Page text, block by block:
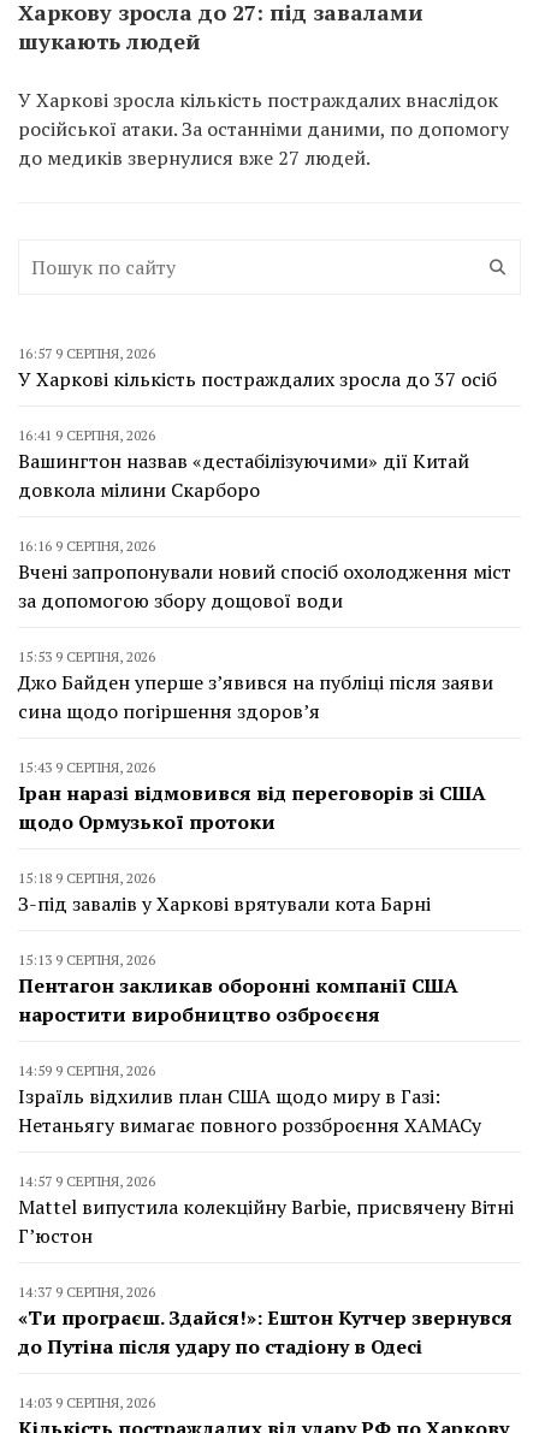
Харкову зросла до 27: під завалами
шукають людей
У Харкові зросла кількість постраждалих внаслідок
російської атаки. За останніми даними, по допомогу
до медиків звернулися вже 27 людей.
16:57 9 СЕРПНЯ, 2026
У Харкові кількість постраждалих зросла до 37 осіб
16:41 9 СЕРПНЯ, 2026
Вашингтон назвав «дестабілізуючими» дії Китай
довкола мілини Скарборо
16:16 9 СЕРПНЯ, 2026
Вчені запропонували новий спосіб охолодження міст
за допомогою збору дощової води
15:53 9 СЕРПНЯ, 2026
Джо Байден уперше з’явився на публіці після заяви
сина щодо погіршення здоров’я
15:43 9 СЕРПНЯ, 2026
Іран наразі відмовився від переговорів зі США
щодо Ормузької протоки
15:18 9 СЕРПНЯ, 2026
З-під завалів у Харкові врятували кота Барні
15:13 9 СЕРПНЯ, 2026
Пентагон закликав оборонні компанії США
наростити виробництво озброєєня
14:59 9 СЕРПНЯ, 2026
Ізраїль відхилив план США щодо миру в Газі:
Нетаньягу вимагає повного роззброєння ХАМАСу
14:57 9 СЕРПНЯ, 2026
Mattel випустила колекційну Barbie, присвячену Вітні
Г’юстон
14:37 9 СЕРПНЯ, 2026
«Ти програєш. Здайся!»: Ештон Кутчер звернувся
до Путіна після удару по стадіону в Одесі
14:03 9 СЕРПНЯ, 2026
Кількість постраждалих від удару РФ по Харкову